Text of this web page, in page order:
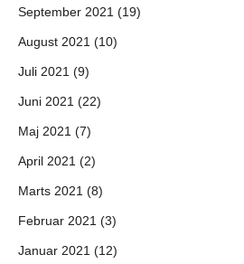
September 2021 (19)
August 2021 (10)
Juli 2021 (9)
Juni 2021 (22)
Maj 2021 (7)
April 2021 (2)
Marts 2021 (8)
Februar 2021 (3)
Januar 2021 (12)